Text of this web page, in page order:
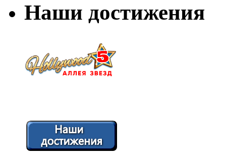
Наши достижения